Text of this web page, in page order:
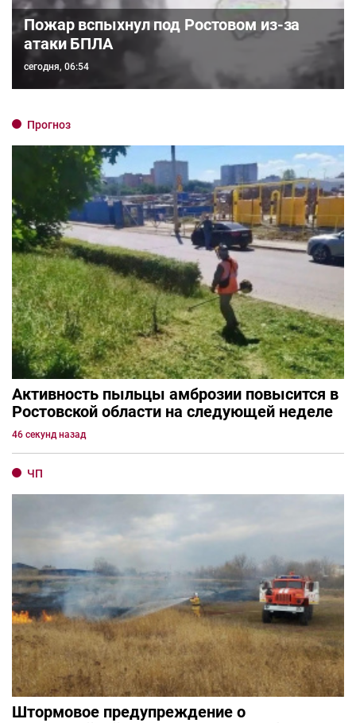
Пожар вспыхнул под Ростовом из-за
атаки БПЛА
сегодня, 06:54
Прогноз
Активность пыльцы амброзии повысится в
Ростовской области на следующей неделе
46 секунд назад
ЧП
Штормовое предупреждение о